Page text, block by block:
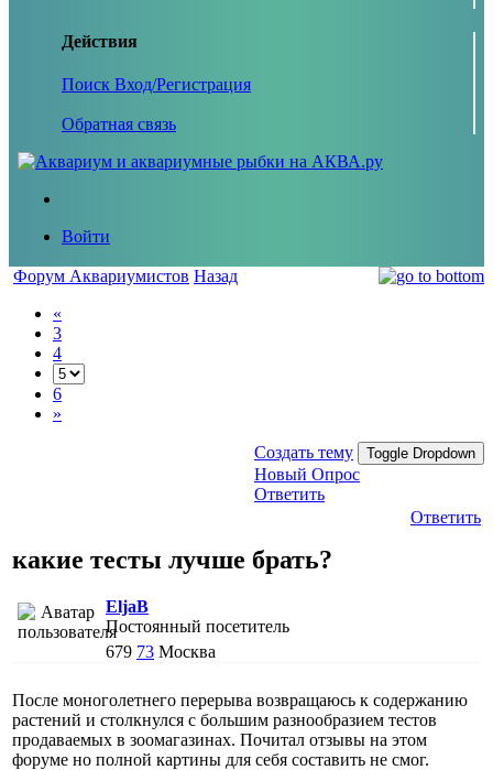
Действия
Поиск Вход/Регистрация
Обратная связь
Войти
Форум Аквариумистов Назад
«
3
4
6
»
Создать тему Toggle Dropdown
Новый Опрос
Ответить
Ответить
какие тесты лучше брать?
EljaB
Постоянный посетитель
679 73 Москва
После моноголетнего перерыва возвращаюсь к содержанию
растений и столкнулся с большим разнообразием тестов
продаваемых в зоомагазинах. Почитал отзывы на этом
форуме но полной картины для себя составить не смог.